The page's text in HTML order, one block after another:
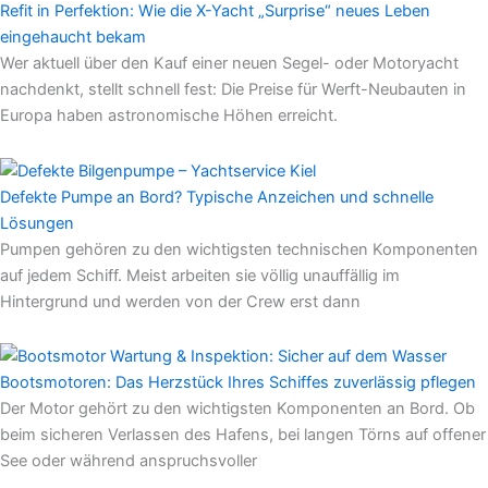
Refit in Perfektion: Wie die X-Yacht „Surprise“ neues Leben
eingehaucht bekam
Wer aktuell über den Kauf einer neuen Segel- oder Motoryacht
nachdenkt, stellt schnell fest: Die Preise für Werft-Neubauten in
Europa haben astronomische Höhen erreicht.
Defekte Pumpe an Bord? Typische Anzeichen und schnelle
Lösungen
Pumpen gehören zu den wichtigsten technischen Komponenten
auf jedem Schiff. Meist arbeiten sie völlig unauffällig im
Hintergrund und werden von der Crew erst dann
Bootsmotoren: Das Herzstück Ihres Schiffes zuverlässig pflegen
Der Motor gehört zu den wichtigsten Komponenten an Bord. Ob
beim sicheren Verlassen des Hafens, bei langen Törns auf offener
See oder während anspruchsvoller